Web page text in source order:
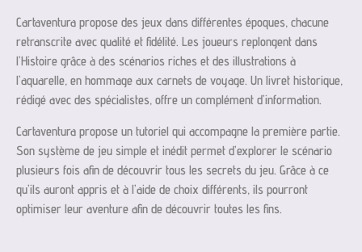
Cartaventura propose des jeux dans différentes époques, chacune
retranscrite avec qualité et fidélité. Les joueurs replongent dans
l’Histoire grâce à des scénarios riches et des illustrations à
l’aquarelle, en hommage aux carnets de voyage. Un livret historique,
rédigé avec des spécialistes, offre un complément d’information.
Cartaventura propose un tutoriel qui accompagne la première partie.
Son système de jeu simple et inédit permet d’explorer le scénario
plusieurs fois afin de découvrir tous les secrets du jeu. Grâce à ce
qu’ils auront appris et à l’aide de choix différents, ils pourront
optimiser leur aventure afin de découvrir toutes les fins.